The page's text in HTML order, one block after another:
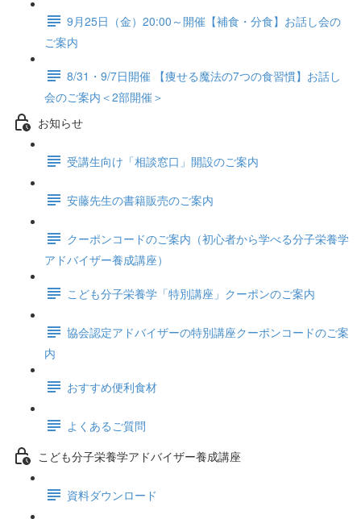
9月25日（金）20:00～開催【補食・分食】お話し会の
ご案内
8/31・9/7日開催 【痩せる魔法の7つの食習慣】お話し
会のご案内＜2部開催＞
お知らせ
受講生向け「相談窓口」開設のご案内
安藤先生の書籍販売のご案内
クーポンコードのご案内（初心者から学べる分子栄養学
アドバイザー養成講座）
こども分子栄養学「特別講座」クーポンのご案内
協会認定アドバイザーの特別講座クーポンコードのご案
内
おすすめ便利食材
よくあるご質問
こども分子栄養学アドバイザー養成講座
資料ダウンロード